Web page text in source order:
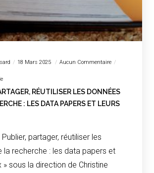
18 Mars 2025
Aucun Commentaire
RÉUTILISER LES DONNÉES
: LES DATA PAPERS ET LEURS
Publier, partager, réutiliser les
la recherche : les data papers et
» sous la direction de Christine